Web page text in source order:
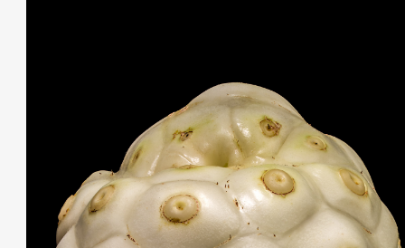
THIS SEARCH BAR ONLY WORKS IN THE GERMAN VERSION OF THE WEBSITE!
NON-GERMAN SPEAKERS PLEASE USE THE SEARCH BAR ON THE WELCOME